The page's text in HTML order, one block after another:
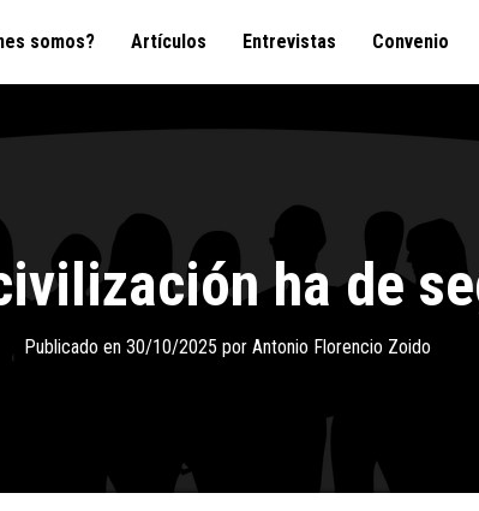
somos? Artículos Entrevistas Convenio
ha de
Publicado en 30/10/2025 por Antonio Florencio Zoido